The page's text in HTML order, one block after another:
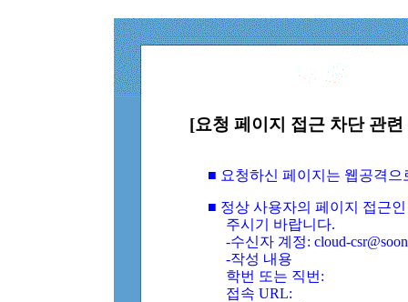
[요청 페이지 접근 차단 관
■ 요청하신 페이지는 웹공격
■ 정상 사용자의 페이지 접근
주시기 바랍니다.
-수신자 계정: cloud-
-작성 내용
학번 또는 직번:
접속 URL: